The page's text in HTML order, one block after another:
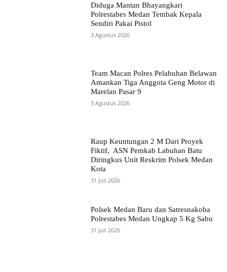
Diduga Mantan Bhayangkari
Polrestabes Medan Tembak Kepala
Sendiri Pakai Pistol
3 Agustus 2026
Team Macan Polres Pelabuhan Belawan
Amankan Tiga Anggota Geng Motor di
Marelan Pasar 9
3 Agustus 2026
Raup Keuntungan 2 M Dari Proyek
Fiktif, ASN Pemkab Labuhan Batu
Diringkus Unit Reskrim Polsek Medan
Kota
31 Juli 2026
Polsek Medan Baru dan Satresnakoba
Polrestabes Medan Ungkap 5 Kg Sabu
31 Juli 2026